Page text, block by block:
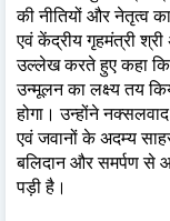
की नीतियों और नेतृत्व
एवं केंद्रीय गृहमंत्री
उल्लेख करते हुए कहा
उन्मूलन का लक्ष्य तय
होगा। उन्होंने
एवं जवानों के अदम्य
बलिदान और समर्पण से
पड़ी है।